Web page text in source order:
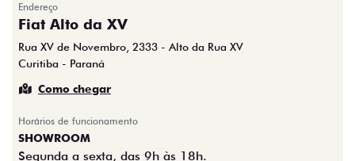
Endereço
Fiat Alto da XV
Rua XV de Novembro, 2333 - Alto da Rua XV
Curitiba - Paraná
Como chegar
Horários de funcionamento
SHOWROOM
Segunda a sexta, das 9h às 18h.